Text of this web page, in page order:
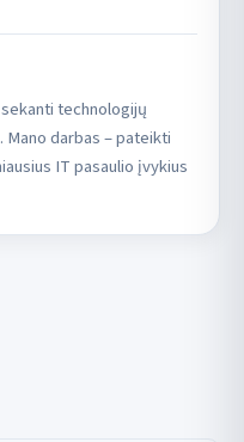
technologijų
Mano darbas – pateikti
IT pasaulio įvykius